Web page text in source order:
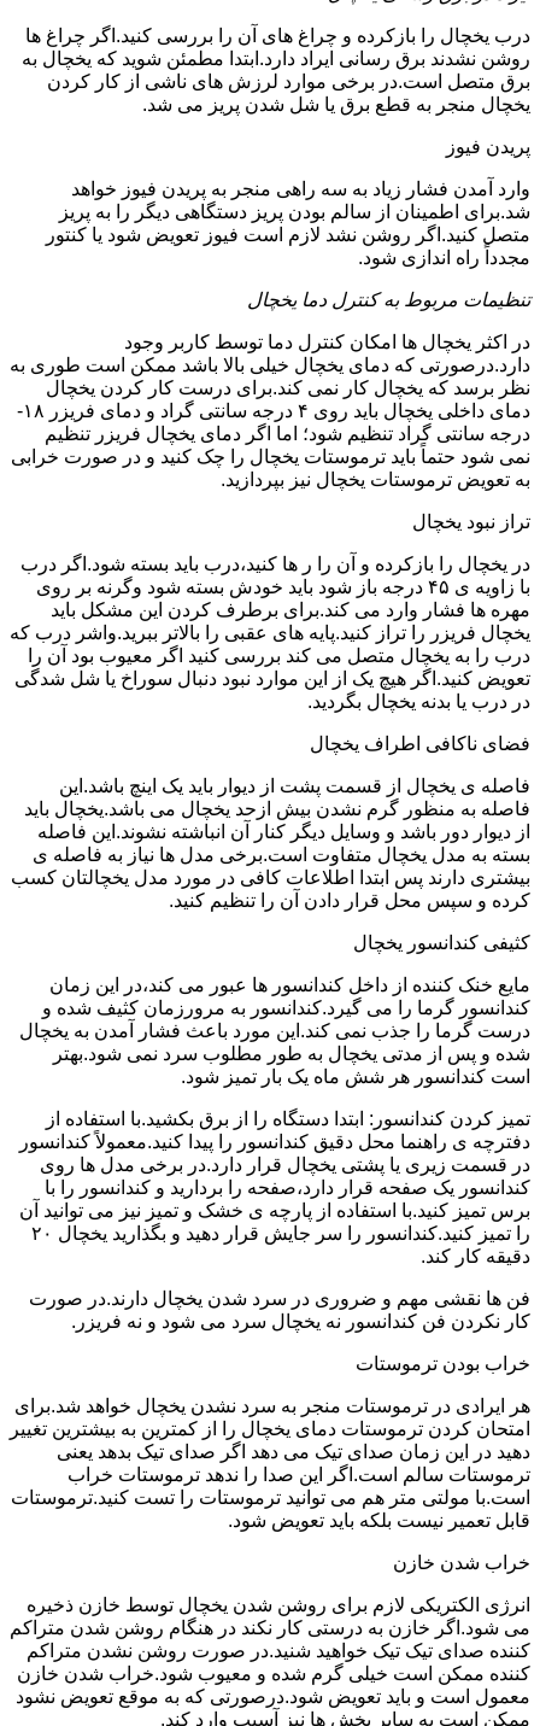
درب یخچال را بازکرده و چراغ های آن را بررسی کنید.اگر چراغ ها
روشن نشدند برق رسانی ایراد دارد.ابتدا مطمئن شوید که یخچال به
برق متصل است.در برخی موارد لرزش های ناشی از کار کردن
یخچال منجر به قطع برق یا شل شدن پریز می شد.
پریدن فیوز
وارد آمدن فشار زیاد به سه راهی منجر به پریدن فیوز خواهد
شد.برای اطمینان از سالم بودن پریز دستگاهی دیگر را به پریز
متصل کنید.اگر روشن نشد لازم است فیوز تعویض شود یا کنتور
مجدداً راه اندازی شود.
تنظیمات مربوط به کنترل دما یخچال
در اکثر یخچال ها امکان کنترل دما توسط کاربر وجود
دارد.درصورتی که دمای یخچال خیلی بالا باشد ممکن است طوری به
نظر برسد که یخچال کار نمی کند.برای درست کار کردن یخچال
دمای داخلی یخچال باید روی ۴ درجه سانتی گراد و دمای فریزر ۱۸-
درجه سانتی گراد تنظیم شود؛ اما اگر دمای یخچال فریزر تنظیم
نمی شود حتماً باید ترموستات یخچال را چک کنید و در صورت خرابی
به تعویض ترموستات یخچال نیز بپردازید.
تراز نبود یخچال
در یخچال را بازکرده و آن را ر ها کنید،درب باید بسته شود.اگر درب
با زاویه ی ۴۵ درجه باز شود باید خودش بسته شود وگرنه بر روی
مهره ها فشار وارد می کند.برای برطرف کردن این مشکل باید
یخچال فریزر را تراز کنید.پایه های عقبی را بالاتر ببرید.واشر درب که
درب را به یخچال متصل می کند بررسی کنید اگر معیوب بود آن را
تعویض کنید.اگر هیچ یک از این موارد نبود دنبال سوراخ یا شل شدگی
در درب یا بدنه یخچال بگردید.
فضای ناکافی اطراف یخچال
فاصله ی یخچال از قسمت پشت از دیوار باید یک اینچ باشد.این
فاصله به منظور گرم نشدن بیش ازحد یخچال می باشد.یخچال باید
از دیوار دور باشد و وسایل دیگر کنار آن انباشته نشوند.این فاصله
بسته به مدل یخچال متفاوت است.برخی مدل ها نیاز به فاصله ی
بیشتری دارند پس ابتدا اطلاعات کافی در مورد مدل یخچالتان کسب
کرده و سپس محل قرار دادن آن را تنظیم کنید.
کثیفی کندانسور یخچال
مایع خنک کننده از داخل کندانسور ها عبور می کند،در این زمان
کندانسور گرما را می گیرد.کندانسور به مرورزمان کثیف شده و
درست گرما را جذب نمی کند.این مورد باعث فشار آمدن به یخچال
شده و پس از مدتی یخچال به طور مطلوب سرد نمی شود.بهتر
است کندانسور هر شش ماه یک بار تمیز شود.
تمیز کردن کندانسور: ابتدا دستگاه را از برق بکشید.با استفاده از
دفترچه ی راهنما محل دقیق کندانسور را پیدا کنید.معمولاً کندانسور
در قسمت زیری یا پشتی یخچال قرار دارد.در برخی مدل ها روی
کندانسور یک صفحه قرار دارد،صفحه را بردارید و کندانسور را با
برس تمیز کنید.با استفاده از پارچه ی خشک و تمیز نیز می توانید آن
را تمیز کنید.کندانسور را سر جایش قرار دهید و بگذارید یخچال ۲۰
دقیقه کار کند.
فن ها نقشی مهم و ضروری در سرد شدن یخچال دارند.در صورت
کار نکردن فن کندانسور نه یخچال سرد می شود و نه فریزر.
خراب بودن ترموستات
هر ایرادی در ترموستات منجر به سرد نشدن یخچال خواهد شد.برای
امتحان کردن ترموستات دمای یخچال را از کمترین به بیشترین تغییر
دهید در این زمان صدای تیک می دهد اگر صدای تیک بدهد یعنی
ترموستات سالم است.اگر این صدا را ندهد ترموستات خراب
است.با مولتی متر هم می توانید ترموستات را تست کنید.ترموستات
قابل تعمیر نیست بلکه باید تعویض شود.
خراب شدن خازن
انرژی الکتریکی لازم برای روشن شدن یخچال توسط خازن ذخیره
می شود.اگر خازن به درستی کار نکند در هنگام روشن شدن متراکم
کننده صدای تیک تیک خواهید شنید.در صورت روشن نشدن متراکم
کننده ممکن است خیلی گرم شده و معیوب شود.خراب شدن خازن
معمول است و باید تعویض شود.درصورتی که به موقع تعویض نشود
ممکن است به سایر بخش ها نیز آسیب وارد کند.